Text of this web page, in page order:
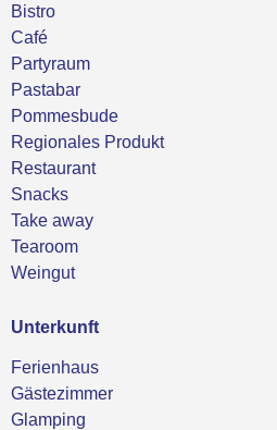
Bistro
Café
Partyraum
Pastabar
Pommesbude
Regionales Produkt
Restaurant
Snacks
Take away
Tearoom
Weingut
Unterkunft
Ferienhaus
Gästezimmer
Glamping